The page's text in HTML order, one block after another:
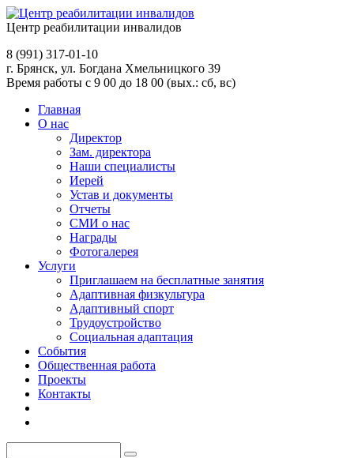
Центр реабилитации инвалидов
8 (991) 317-01-10
г. Брянск, ул. Богдана Хмельницкого 39
Время работы с 9 00 до 18 00 (вых.: сб, вс)
Главная
О нас
Директор
Зам. директора
Наши специалисты
Иерей
Устав и документы
Отчеты
СМИ о нас
Награды
Фотогалерея
Услуги
Приглашаем на бесплатные занятия
Адаптивная физкультура
Адаптивный спорт
Трудоустройство
Социальная адаптация
События
Общественная работа
Проекты
Контакты